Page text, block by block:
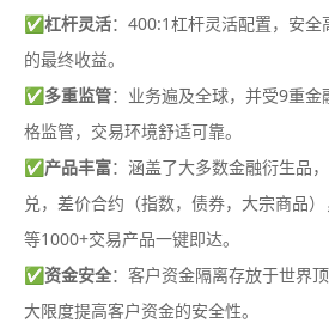
✅杠杆灵活：400:1杠杆灵活配置，安全
的最终收益。
✅多重监管：业务遍及全球，并受9重金
格监管，交易环境舒适可靠。
✅产品丰富：涵盖了大多数金融衍生品
兑，差价合约（指数，债券，大宗商品）
等1000+交易产品一键即达。
✅资金安全：客户资金隔离存放于世界
大限度提高客户资金的安全性。